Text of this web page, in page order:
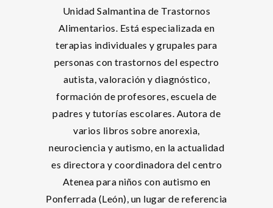
Unidad Salmantina de Trastornos
Alimentarios. Está especializada en
terapias individuales y grupales para
personas con trastornos del espectro
autista, valoración y diagnóstico,
formación de profesores, escuela de
padres y tutorías escolares. Autora de
varios libros sobre anorexia,
neurociencia y autismo, en la actualidad
es directora y coordinadora del centro
Atenea para niños con autismo en
Ponferrada (León), un lugar de referencia